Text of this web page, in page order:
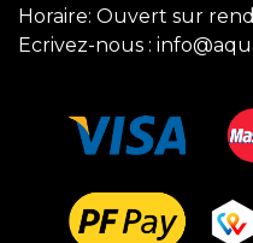
Horaire: Ouvert sur
Ecrivez-nous :